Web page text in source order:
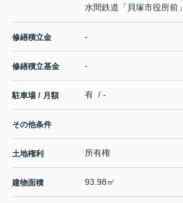
水間鉄道 「 貝塚市役所前
修繕積立金 -
修繕積立基金 -
駐車場 / 月額 有 / -
その他条件
土地権利 所有権
建物面積 93.98㎡